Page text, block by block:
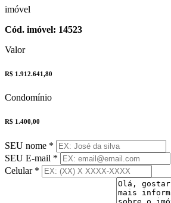
imóvel
Cód. imóvel: 14523
Valor
R$ 1.912.641,80
Condomínio
R$ 1.400,00
SEU nome *
SEU E-mail *
Celular *